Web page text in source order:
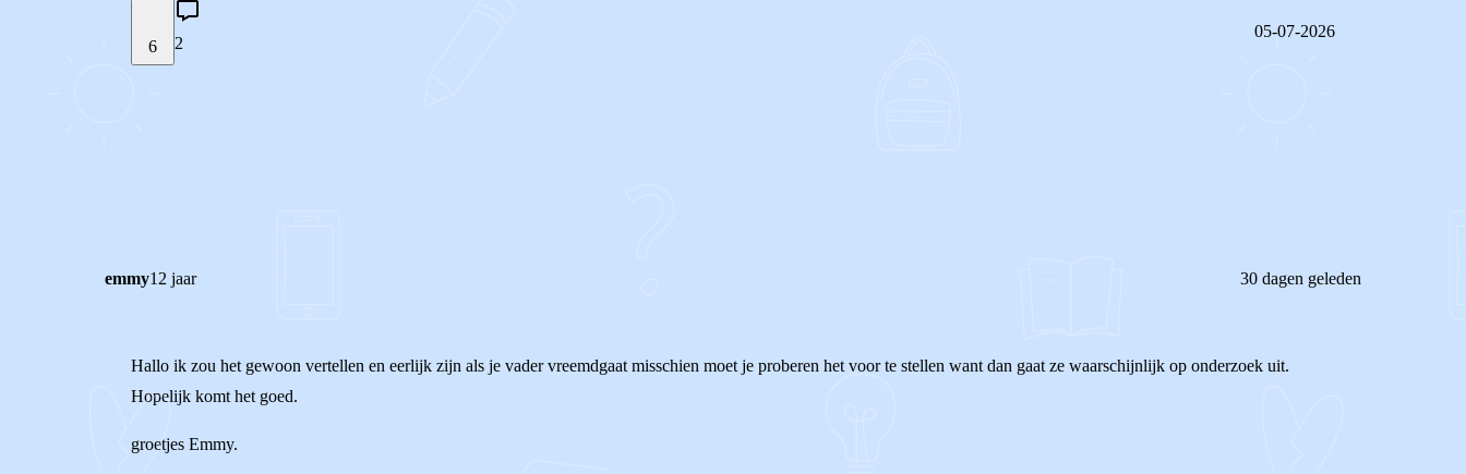
6 2
05-07-2026
emmy12 jaar 30 dagen geleden
Hallo ik zou het gewoon vertellen en eerlijk zijn als je vader vreemdgaat misschien moet je proberen het voor te stellen want dan gaat ze waarschijnlijk op onderzoek uit.
Hopelijk komt het goed.
groetjes Emmy.